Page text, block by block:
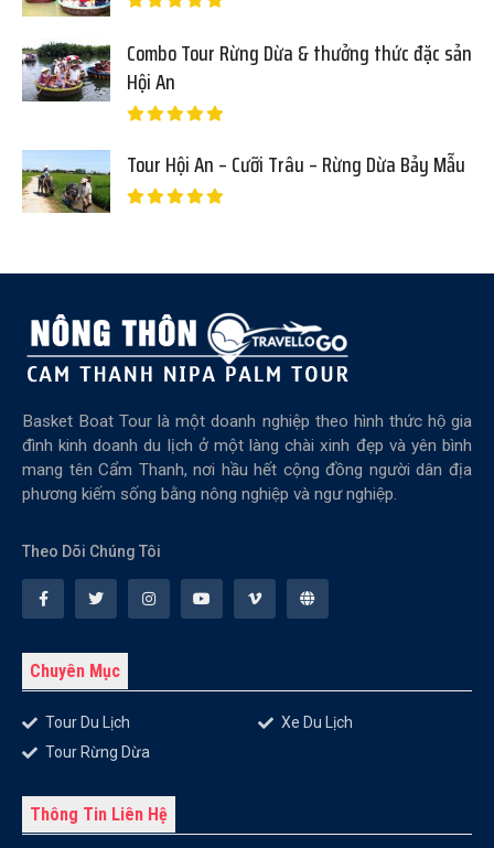
Combo Tour Rừng Dừa & thưởng thức đặc sản
Hội An
Tour Hội An – Cưỡi Trâu – Rừng Dừa Bảy Mẫu
Basket Boat Tour là một doanh nghiệp theo hình thức hộ gia
đình kinh doanh du lịch ở một làng chài xinh đẹp và yên bình
mang tên Cẩm Thanh, nơi hầu hết cộng đồng người dân địa
phương kiếm sống bằng nông nghiệp và ngư nghiệp.
Theo Dõi Chúng Tôi
Chuyên Mục
Tour Du Lịch
Tour Rừng Dừa
Xe Du Lịch
Thông Tin Liên Hệ